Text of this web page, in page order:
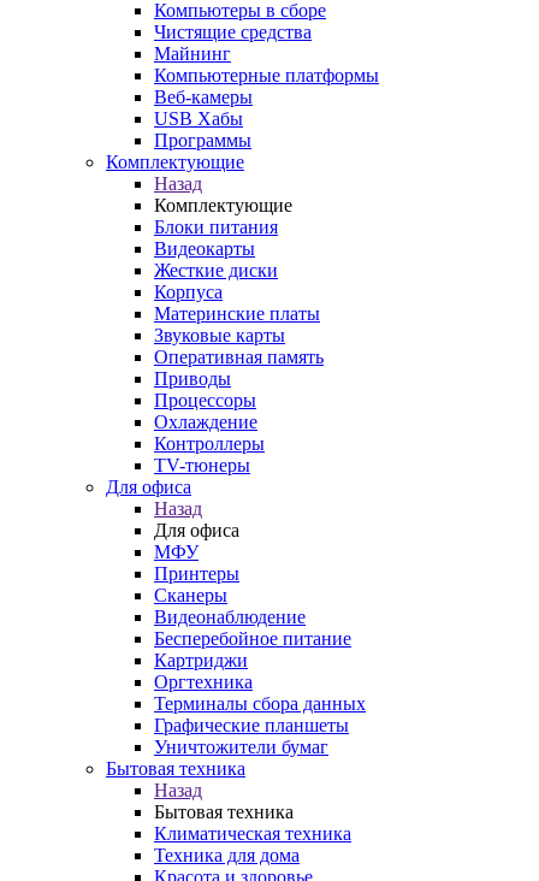
Компьютеры в сборе
Чистящие средства
Майнинг
Компьютерные платформы
Веб-камеры
USB Хабы
Программы
Комплектующие
Назад
Комплектующие
Блоки питания
Видеокарты
Жесткие диски
Корпуса
Материнские платы
Звуковые карты
Оперативная память
Приводы
Процессоры
Охлаждение
Контроллеры
TV-тюнеры
Для офиса
Назад
Для офиса
МФУ
Принтеры
Сканеры
Видеонаблюдение
Бесперебойное питание
Картриджи
Оргтехника
Терминалы сбора данных
Графические планшеты
Уничтожители бумаг
Бытовая техника
Назад
Бытовая техника
Климатическая техника
Техника для дома
Красота и здоровье